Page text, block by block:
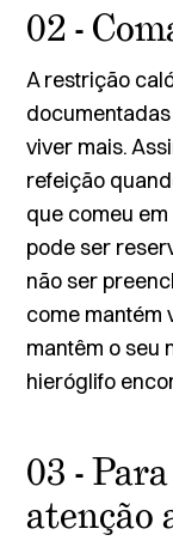
02 -
A restrição
viver mais.
refeição
que comeu
pode ser
não ser
come mantém
mantêm o seu
hieróglifo
03 -
atenção